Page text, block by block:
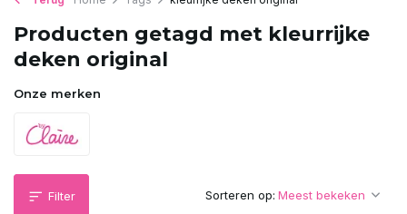
Producten getagd met kleurrijke
deken original
Onze merken
Filter Sorteren op: